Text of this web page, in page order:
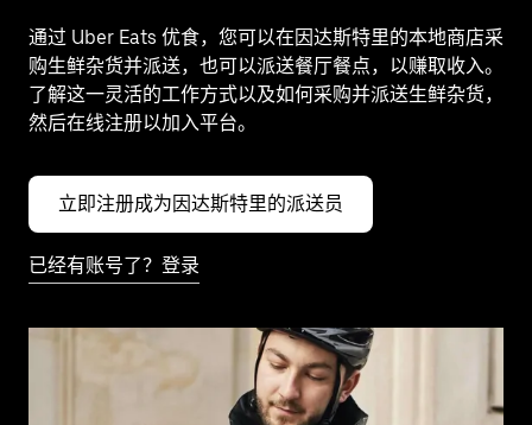
通过 Uber Eats 优食，您可以在因达斯特里的本地商店采
购生鲜杂货并派送，也可以派送餐厅餐点，以赚取收入。
了解这一灵活的工作方式以及如何采购并派送生鲜杂货，
然后在线注册以加入平台。
立即注册成为因达斯特里的派送员
已经有账号了？登录